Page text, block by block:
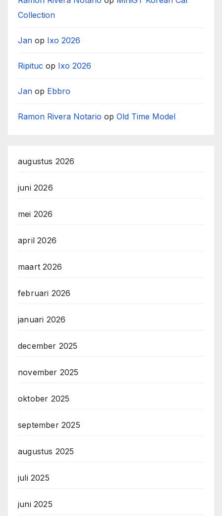
Collection
Jan op Ixo 2026
Ripituc op Ixo 2026
Jan op Ebbro
Ramon Rivera Notario op Old Time Model
augustus 2026
juni 2026
mei 2026
april 2026
maart 2026
februari 2026
januari 2026
december 2025
november 2025
oktober 2025
september 2025
augustus 2025
juli 2025
juni 2025